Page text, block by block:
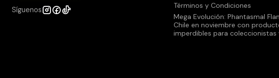
Síguenos
Términos y Condiciones
Mega Evolución: Phantasmal
Chile en noviembre con
imperdibles para coleccionistas